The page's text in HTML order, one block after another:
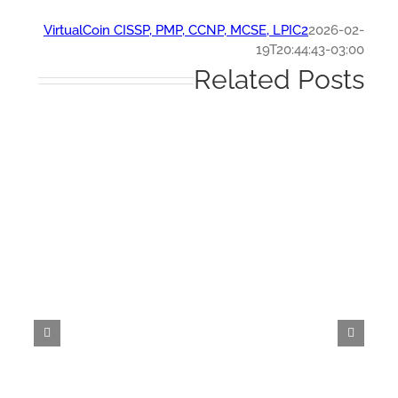
VirtualCoin CISSP, PMP, CCNP, MCSE, LPIC22026-
19T20:44:43-
Related